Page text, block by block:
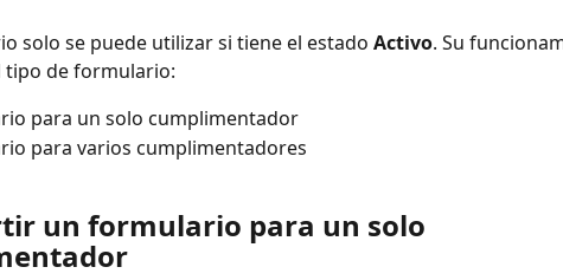
solo se puede utilizar si tiene el estado Activo. Su
tipo de formulario:
para un solo cumplimentador
para varios cumplimentadores
un formulario para un solo